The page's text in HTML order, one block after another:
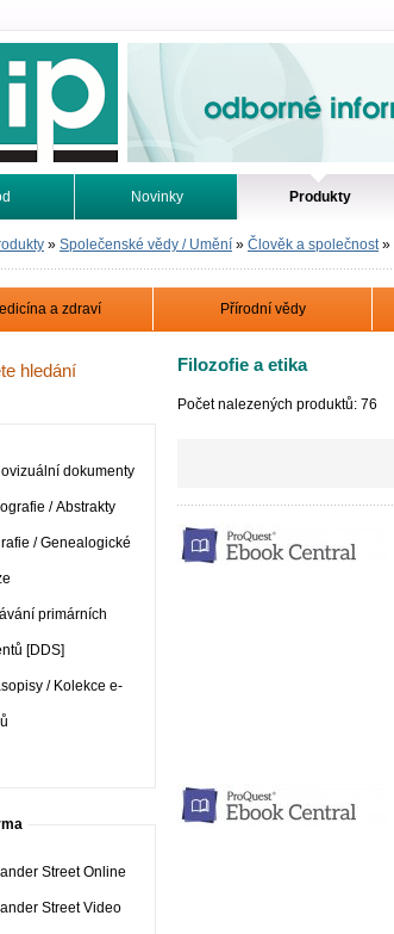
Odborné informace. Online.
Novinky Produkty
Tutoriály
» Společenské vědy / Umění » Člověk a společnost »
a zdraví Přírodní vědy
hledání
dokumenty
/ Abstrakty
/ Genealogické
primárních
[DDS]
/ Kolekce e-
Street Online
Street Video
Filozofie a etika
Počet nalezených produktů: 76